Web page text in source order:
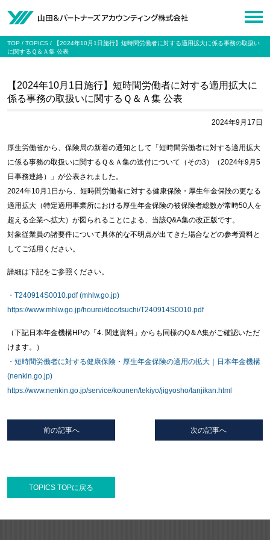
TOP TOPICS
【2024年10月1日施行】短時間労働者に対する適用拡大に係る事務の取扱い
に関するＱ＆Ａ集 公表
【2024年10月1日施行】短時間労働者に対する適用拡大に
係る事務の取扱いに関するＱ＆Ａ集 公表
2024年9月17日
厚生労働省から、保険局の新着の通知として「短時間労働者に対する適用拡大
に係る事務の取扱いに関するＱ＆Ａ集の送付について（その3）（2024年9月5
日事務連絡）」が公表されました。
2024年10月1日から、短時間労働者に対する健康保険・厚生年金保険の更なる
適用拡大（特定適用事業所における厚生年金保険の被保険者総数が常時50人を
超える企業へ拡大）が図られることによる、当該Q&A集の改正版です。
対象従業員の諸要件について具体的な不明点が出てきた場合などの参考資料と
してご活用ください。
詳細は下記をご参照ください。
・T240914S0010.pdf (mhlw.go.jp)
https://www.mhlw.go.jp/hourei/doc/tsuchi/T240914S0010.pdf
（下記日本年金機構HPの「4. 関連資料」からも同様のQ＆A集がご確認いただ
けます。）
・短時間労働者に対する健康保険・厚生年金保険の適用の拡大｜日本年金機構
(nenkin.go.jp)
https://www.nenkin.go.jp/service/kounen/tekiyo/jigyosho/tanjikan.html
前の記事へ 次の記事へ
TOPICS TOPに戻る